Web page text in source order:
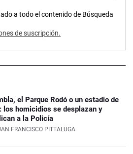
a todo el contenido de Búsqueda
de suscripción.
el Parque Rodó o un estadio de
los homicidios se desplazan y
a la Policía
FRANCISCO PITTALUGA